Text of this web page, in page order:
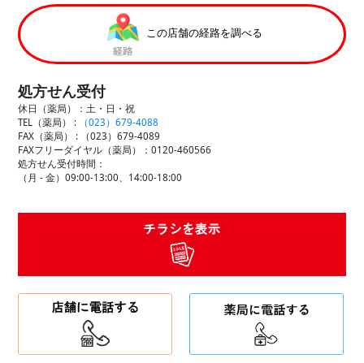
この店舗の経路を調べる
処方せん受付
休日（薬局）：土・日・祝
TEL（薬局） :
（023）679-4088
FAX（薬局） :
（023）679-4089
FAXフリーダイヤル（薬局）：0120-460566
処方せん受付時間：
（月 - 金）09:00-13:00、14:00-18:00